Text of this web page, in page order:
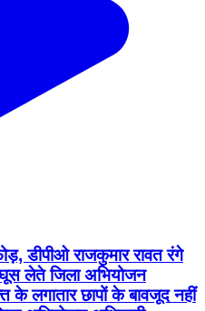
डीपीओ राजकुमार रावत रंगे
घूस लेते जिला अभियोजन
के लगातार छापों के बावजूद नहीं